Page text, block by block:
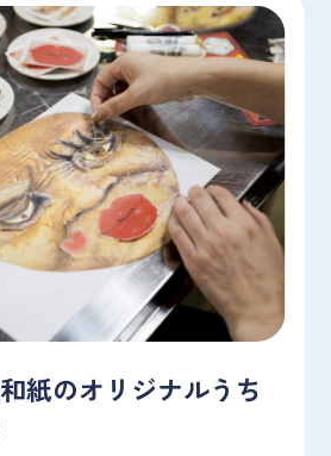
紙のオリジナルうち